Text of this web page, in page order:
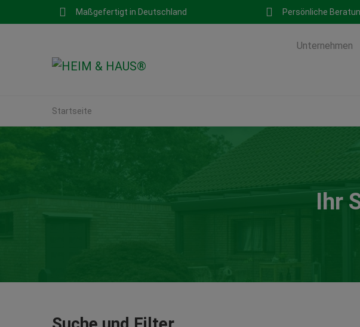
Maßgefertigt in Deutschland Persönliche
Unternehmen
Startseite
Ihr